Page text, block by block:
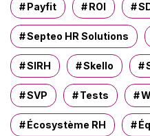
Payfit ROI
Septeo HR Solutions
SIRH Skello
SVP Tests
Écosystème RH